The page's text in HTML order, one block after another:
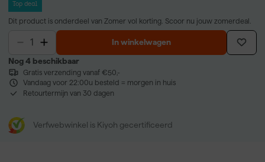
Top deal
Dit product is onderdeel van Zomer vol korting. Scoor nu jouw zomerdeal.
In winkelwagen
Nog 4 beschikbaar
Gratis verzending vanaf €50,-
Vandaag voor 22:00u besteld = morgen in huis
Retourtermijn van 30 dagen
Verfwebwinkel is Kiyoh gecertificeerd